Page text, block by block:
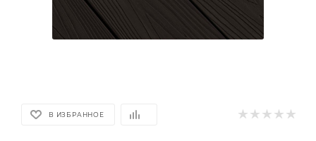
В ИЗБРАННОЕ